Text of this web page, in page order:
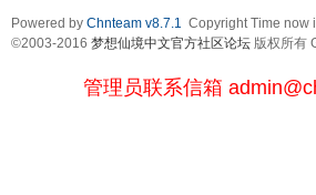
Powered by Chnteam v8.7.1 Copyright Time now
©2003-2016 梦想仙境中文官方社区论坛 版权所有
管理员联系信箱